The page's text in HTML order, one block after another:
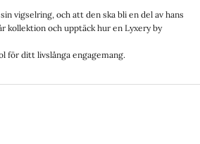
vigselring, och att den ska bli en del av hans
kollektion och upptäck hur en Lyxery by
för ditt livslånga engagemang.